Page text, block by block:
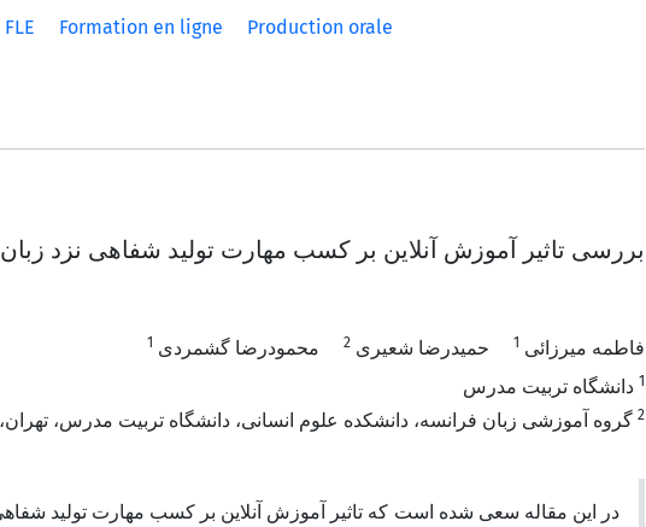
FLE Formation en ligne
Production orale
بررسی تاثیر آموزش آنلاین بر کسب مهارت تولید شفاهی نزد زبان
فاطمه میرزائی 1 حمیدرضا شعیری 2 محمودرضا گشمردی 1
1 دانشگاه تربیت مدرس
2 گروه آموزشی زبان فرانسه، دانشکده علوم انسانی، دانشگاه تربیت مدرس، تهران،
در این مقاله سعی شده است که تاثیر آموزش آنلاین بر کسب مهارت تولید